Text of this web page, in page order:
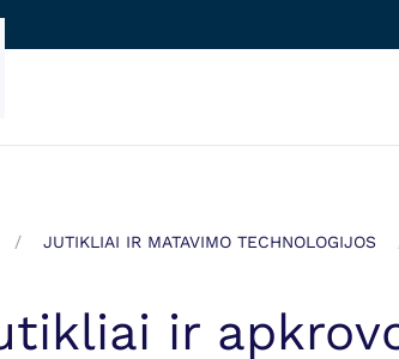
JUTIKLIAI IR MATAVIMO TECHNOLOGIJOS
ir